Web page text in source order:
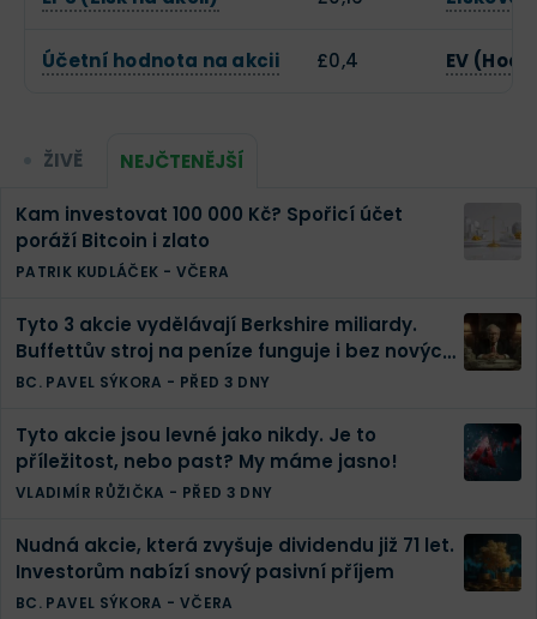
Účetní hodnota na akcii £0,4 EV
ŽIVĚ NEJČTENĚJŠÍ
Kam investovat 100 000 Kč? Spořicí účet
poráží Bitcoin i zlato
PATRIK KUDLÁČEK - VČERA
Tyto 3 akcie vydělávají Berkshire miliardy.
Buffettův stroj na peníze funguje i bez nových
investic
BC. PAVEL SÝKORA - PŘED 3 DNY
Tyto akcie jsou levné jako nikdy. Je to
příležitost, nebo past? My máme jasno!
VLADIMÍR RŮŽIČKA - PŘED 3 DNY
Nudná akcie, která zvyšuje dividendu již 71 let.
Investorům nabízí snový pasivní příjem
BC. PAVEL SÝKORA - VČERA